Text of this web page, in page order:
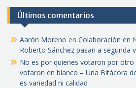
Últimos comentarios
Aarón Moreno en Colaboración en
Roberto Sánchez pasan a segunda
No es por quienes votaron por
votaron en blanco – Una Bitácora
es variedad ni calidad